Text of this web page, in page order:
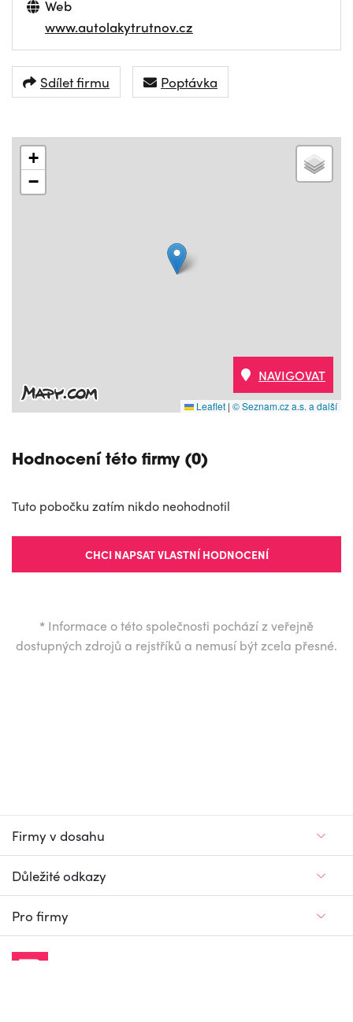
Web
www.autolakytrutnov.cz
Sdílet firmu Poptávka
+
−
Leaflet | © Seznam.cz a.s. a další
NAVIGOVAT
Hodnocení této firmy (0)
Tuto pobočku zatím nikdo neohodnotil
CHCI NAPSAT VLASTNÍ HODNOCENÍ
* Informace o této společnosti pochází z veřejně
dostupných zdrojů a rejstříků a nemusí být zcela přesné.
Firmy v dosahu
Důležité odkazy
Pro firmy